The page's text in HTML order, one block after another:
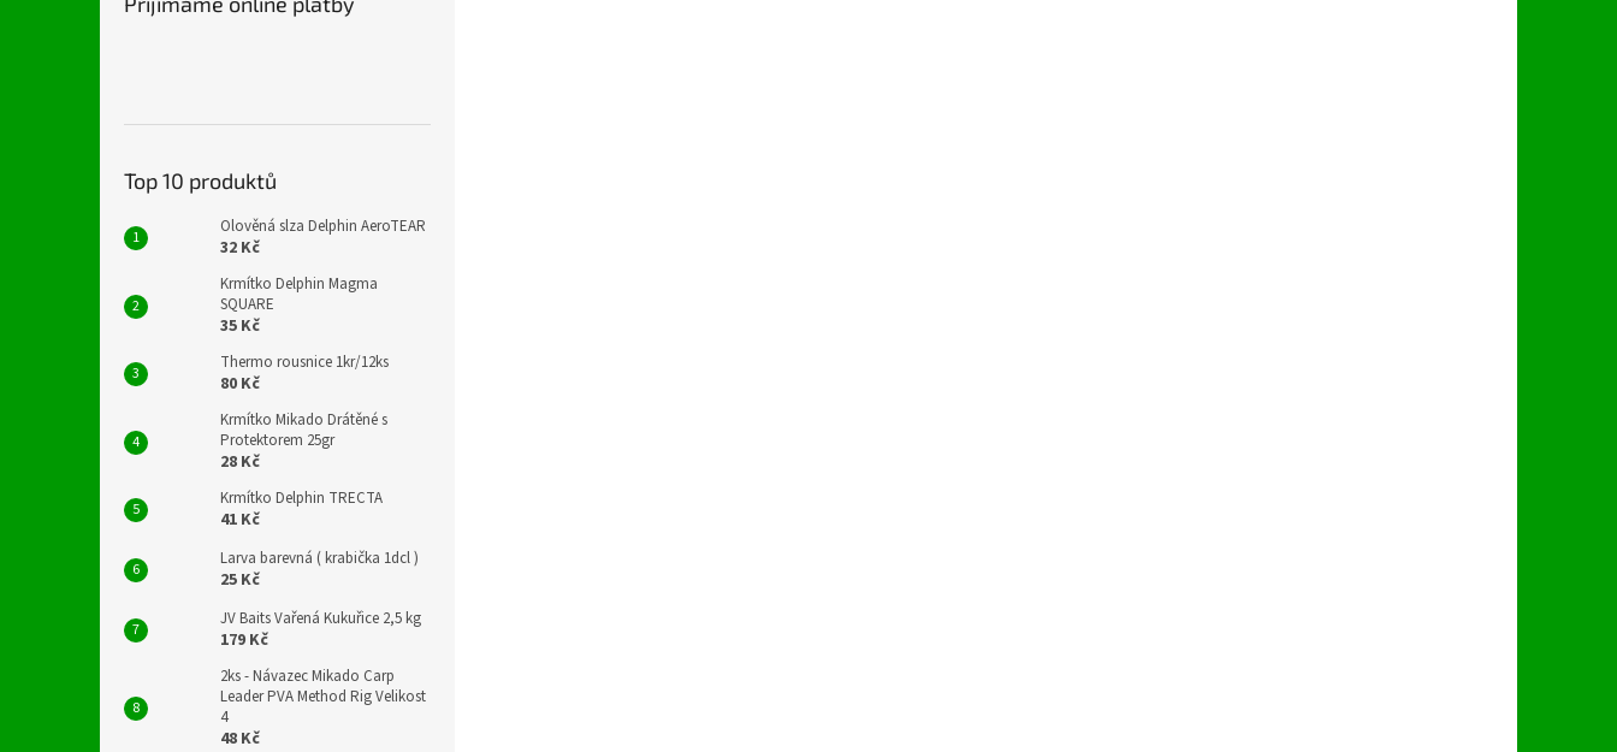
Top 10 produktů
Olověná slza Delphin AeroTEAR
32 Kč
Krmítko Delphin Magma
SQUARE
35 Kč
Thermo rousnice 1kr/12ks
80 Kč
Krmítko Mikado Drátěné s
Protektorem 25gr
28 Kč
Krmítko Delphin TRECTA
41 Kč
Larva barevná ( krabička 1dcl )
25 Kč
JV Baits Vařená Kukuřice 2,5 kg
179 Kč
2ks - Návazec Mikado Carp
Leader PVA Method Rig Velikost
4
48 Kč